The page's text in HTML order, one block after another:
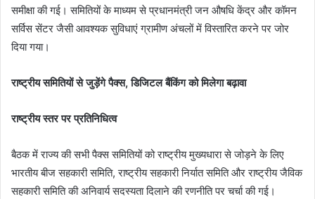
समीक्षा की गई। समितियों के माध्यम से प्रधानमंत्री जन औषधि केंद्र और कॉमन
सर्विस सेंटर जैसी आवश्यक सुविधाएं ग्रामीण अंचलों में विस्तारित करने पर जोर
दिया गया।
राष्ट्रीय समितियों से जुड़ेंगे पैक्स, डिजिटल बैंकिंग को मिलेगा बढ़ावा
राष्ट्रीय स्तर पर प्रतिनिधित्व
बैठक में राज्य की सभी पैक्स समितियों को राष्ट्रीय मुख्यधारा से जोड़ने के लिए
भारतीय बीज सहकारी समिति, राष्ट्रीय सहकारी निर्यात समिति और राष्ट्रीय जैविक
सहकारी समिति की अनिवार्य सदस्यता दिलाने की रणनीति पर चर्चा की गई।